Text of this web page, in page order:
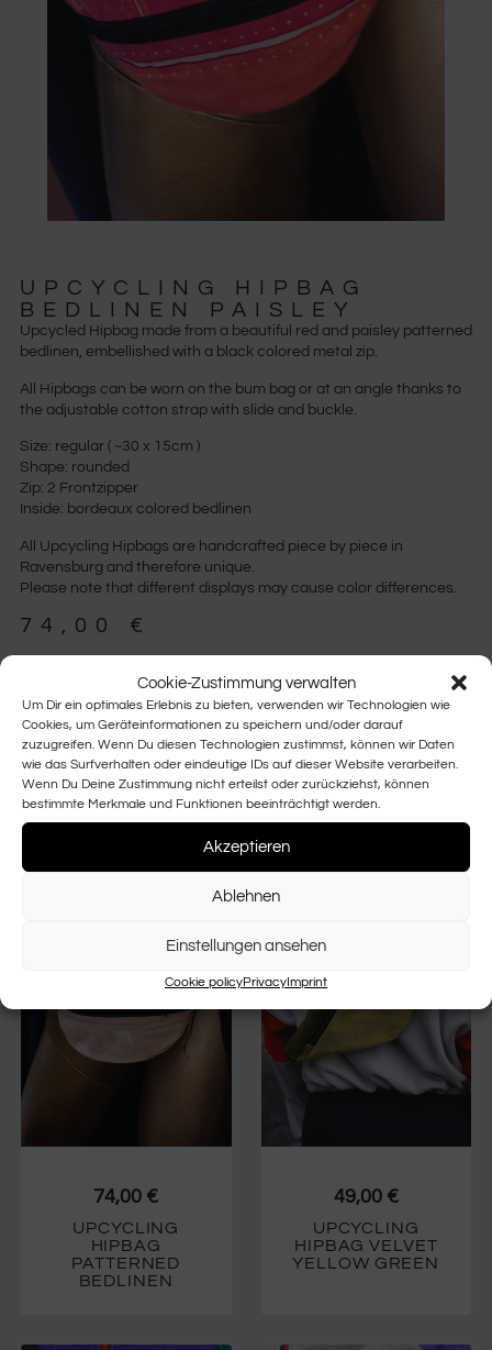
Cookie-Zustimmung verwalten
Um Dir ein optimales Erlebnis zu bieten, verwenden wir Technologien wie
Cookies, um Geräteinformationen zu speichern und/oder darauf
zuzugreifen. Wenn Du diesen Technologien zustimmst, können wir Daten
wie das Surfverhalten oder eindeutige IDs auf dieser Website verarbeiten.
Wenn Du Deine Zustimmung nicht erteilst oder zurückziehst, können
bestimmte Merkmale und Funktionen beeinträchtigt werden.
Akzeptieren
Ablehnen
Einstellungen ansehen
Cookie policyPrivacyImprint
UPCYCLING HIPBAG
BEDLINEN PAISLEY
Upcycled Hipbag made from a beautiful red and paisley patterned
bedlinen, embellished with a black colored metal zip.
All Hipbags can be worn on the bum bag or at an angle thanks to
the adjustable cotton strap with slide and buckle.
Size: regular ( ~30 x 15cm )
Shape: rounded
Zip: 2 Frontzipper
Inside: bordeaux colored bedlinen
All Upcycling Hipbags are handcrafted piece by piece in
Ravensburg and therefore unique.
Please note that different displays may cause color differences.
74,00 €
YOU MAY ALSO LIKE
74,00 €
UPCYCLING
HIPBAG
PATTERNED
BEDLINEN
49,00 €
UPCYCLING
HIPBAG VELVET
YELLOW GREEN